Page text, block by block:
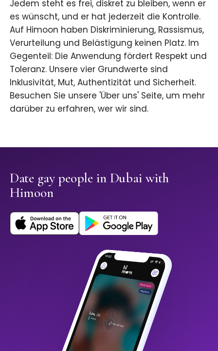
Jedem steht es frei, diskret zu bleiben, wenn er
es wünscht, und er hat jederzeit die Kontrolle.
Auf Himoon haben Diskriminierung, Rassismus,
Verurteilung und Belästigung keinen Platz. Im
Gegenteil: Die Anwendung fördert Respekt und
Toleranz. Unsere vier Grundwerte sind
Inklusivität, Mut, Authentizität und Sicherheit.
Besuchen Sie unsere 'Über uns' Seite, um mehr
darüber zu erfahren, wer wir sind.
Date gay people in Dubai with
Himoon